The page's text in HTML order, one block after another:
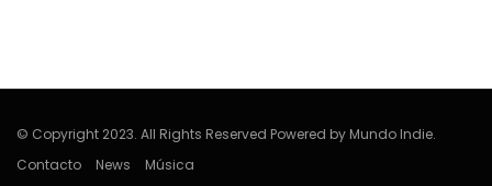
© Copyright 2023. All Rights Reserved Powered by Mundo Indie.
Contacto
News Música